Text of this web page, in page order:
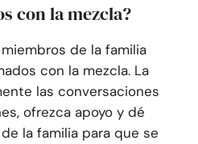
con la mezcla?
de la familia
con la mezcla. La
las conversaciones
ofrezca apoyo y dé
la familia para que se